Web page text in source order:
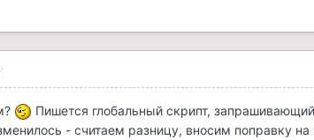
Пишется глобальный скрипт,
- считаем разницу, вносим поправку